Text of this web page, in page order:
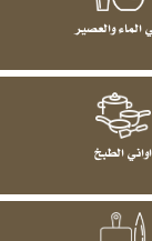
الماء والعصير
اواني الطبخ